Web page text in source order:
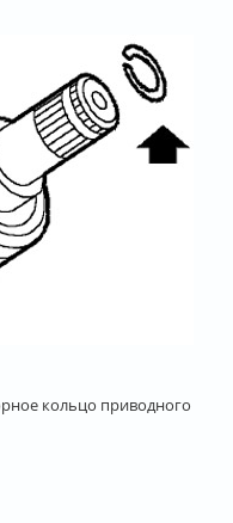
кольцо приводного